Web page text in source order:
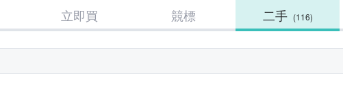
立即買 競標 二手 (116)